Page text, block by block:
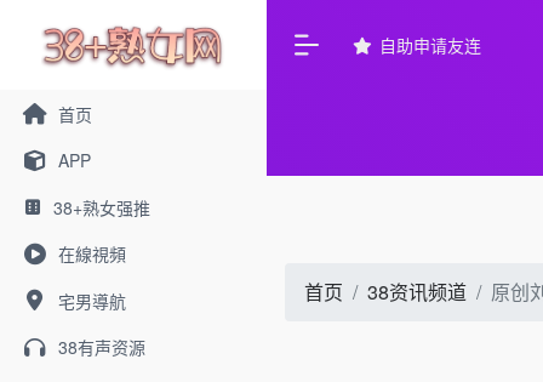
首页
APP
38+熟女强推
在線視頻
宅男導航
38有声资源
自助申请友连
首页 38资讯频道 原创